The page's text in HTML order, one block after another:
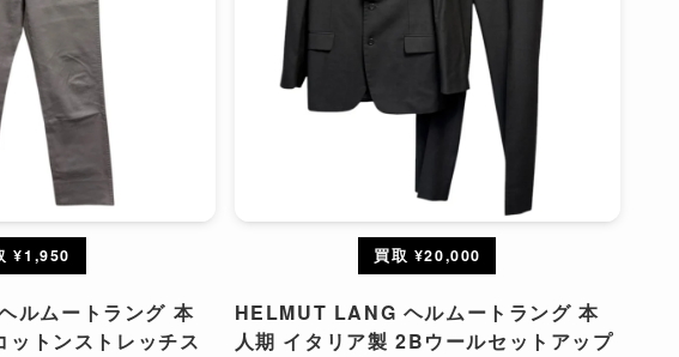
¥1,950
ルムートラング 本
ットンストレッチス
買取 ¥20,000
HELMUT LANG ヘルムートラング 本
人期 イタリア製 2Bウールセットアップ